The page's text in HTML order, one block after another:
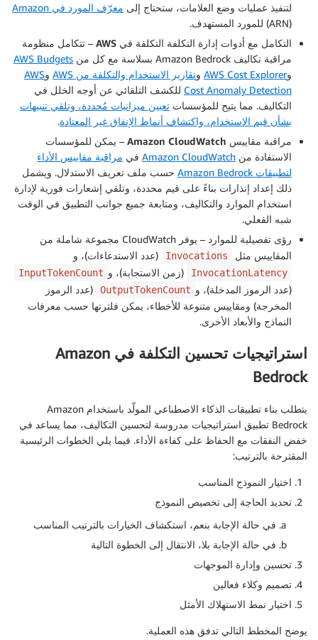
لتنفيذ عمليات وضع العلامات، ستحتاج إلى معرّف المورد في Amazon
(ARN) للمورد المستهدف.
التكامل مع أدوات إدارة التكلفة التكلفة في AWS
– تتكامل منظومة
مراقبة تكاليف Amazon Bedrock بسلاسة مع كل من
AWS Budgets
وAWS Cost Explorer وتقارير الاستخدام والتكلفة من AWS وAWS
Cost Anomaly Detection للكشف التلقائي عن أوجه الخلل في
التكاليف. مما يتيح للمؤسسات تعيين ميزانيات مُحددة، وتلقي تنبيهات
بشأن قيم الاستخدام، واكتشاف أنماط الإنفاق غير المعتادة.
مراقبة مقاييس Amazon CloudWatch
– يمكن للمؤسسات
الاستفادة من Amazon CloudWatch في مراقبة مقاييس الأداء
لتطبيقات Amazon Bedrock
حسب ملف تعريف الاستدلال. ويشمل
ذلك إعداد إنذارات بناءً على قيم محددة، وتلقي إشعارات فورية لإدارة
استخدام الموارد والتكاليف، ومتابعة جميع جوانب التطبيق في الوقت
شبه الفعلي.
رؤى تفصيلية للموارد
– يوفر CloudWatch مجموعة شاملة من
المقاييس مثل
Invocations (عدد الاستدعاءات)، و
InvocationLatency (زمن الاستجابة)، و InputTokenCount
(عدد الرموز المدخلة)، و OutputTokenCount
(عدد الرموز
المخرجة) ومقاييس متنوعة للأخطاء، يمكن فلترتها حسب معرفات
النماذج والأبعاد الأخرى.
استراتيجيات تحسين التكلفة في Amazon
Bedrock
يتطلب بناء تطبيقات الذكاء الاصطناعي المولّد باستخدام Amazon
Bedrock تطبيق استراتيجيات مدروسة لتحسين التكاليف، مما يساعد في
خفض النفقات مع الحفاظ على كفاءة الأداء. فيما يلي الخطوات الرئيسية
المقترحة بالترتيب:
اختيار النموذج المناسب
تحديد الحاجة إلى تخصيص النموذج
في حالة الإجابة بنعم، استكشاف الخيارات بالترتيب المناسب
في حالة الإجابة بلا، الانتقال إلى الخطوة التالية
تحسين وإدارة الموجهات
تصميم وكلاء فعالين
اختيار نمط الاستهلاك الأمثل
يوضح المخطط التالي تدفق هذه العملية.